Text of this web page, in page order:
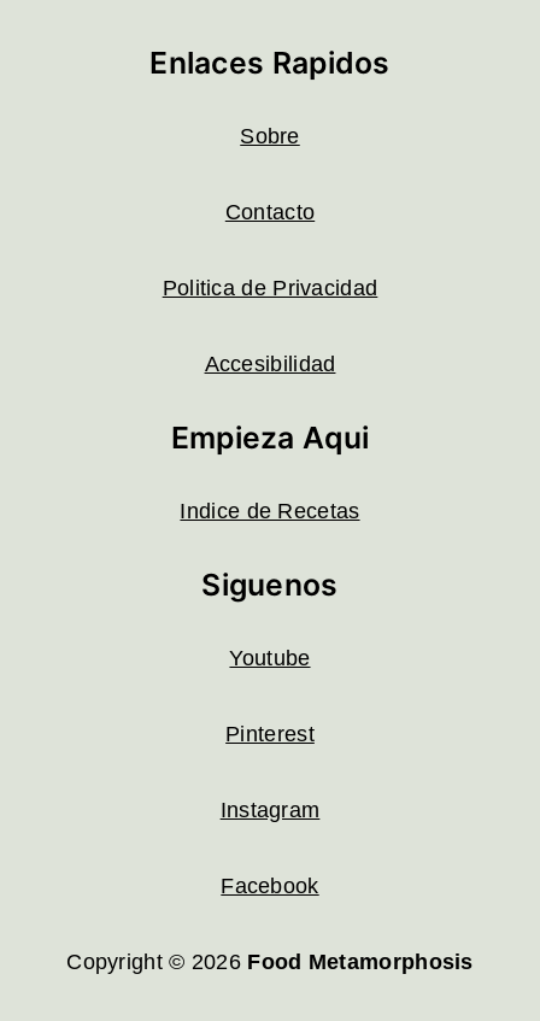
Enlaces Rapidos
Sobre
Contacto
Politica de Privacidad
Accesibilidad
Empieza Aqui
Indice de Recetas
Siguenos
Youtube
Pinterest
Instagram
Facebook
Copyright © 2026 Food Metamorphosis